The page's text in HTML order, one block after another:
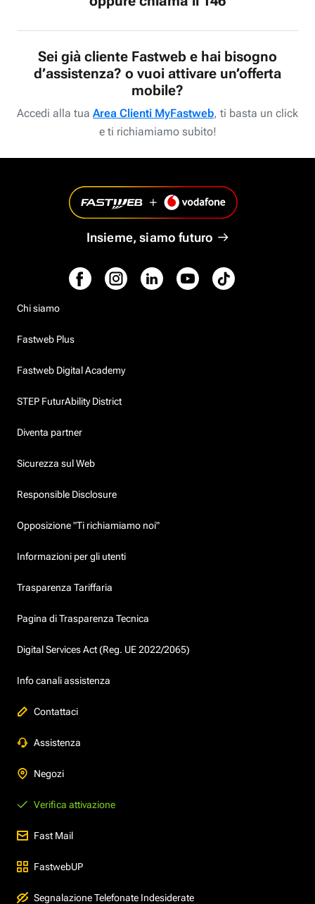
Sei già cliente Fastweb e hai bisogno
d’assistenza? o vuoi attivare un’offerta
mobile?
Accedi alla tua Area Clienti MyFastweb, ti basta un click
e ti richiamiamo subito!
Insieme, siamo futuro
Chi siamo
Fastweb Plus
Fastweb Digital Academy
STEP FuturAbility District
Diventa partner
Sicurezza sul Web
Responsible Disclosure
Opposizione "Ti richiamiamo noi"
Informazioni per gli utenti
Trasparenza Tariffaria
Pagina di Trasparenza Tecnica
Digital Services Act (Reg. UE 2022/2065)
Info canali assistenza
Contattaci
Assistenza
Negozi
Verifica attivazione
Fast Mail
FastwebUP
Segnalazione Telefonate Indesiderate